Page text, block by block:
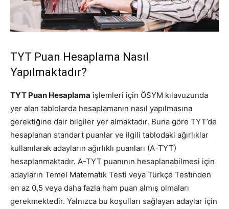
TYT Puan Hesaplama Nasıl
Yapılmaktadır?
TYT Puan Hesaplama işlemleri için ÖSYM kılavuzunda
yer alan tablolarda hesaplamanın nasıl yapılmasına
gerektiğine dair bilgiler yer almaktadır. Buna göre TYT’de
hesaplanan standart puanlar ve ilgili tablodaki ağırlıklar
kullanılarak adayların ağırlıklı puanları (A-TYT)
hesaplanmaktadır. A-TYT puanının hesaplanabilmesi için
adayların Temel Matematik Testi veya Türkçe Testinden
en az 0,5 veya daha fazla ham puan almış olmaları
gerekmektedir. Yalnızca bu koşulları sağlayan adaylar için